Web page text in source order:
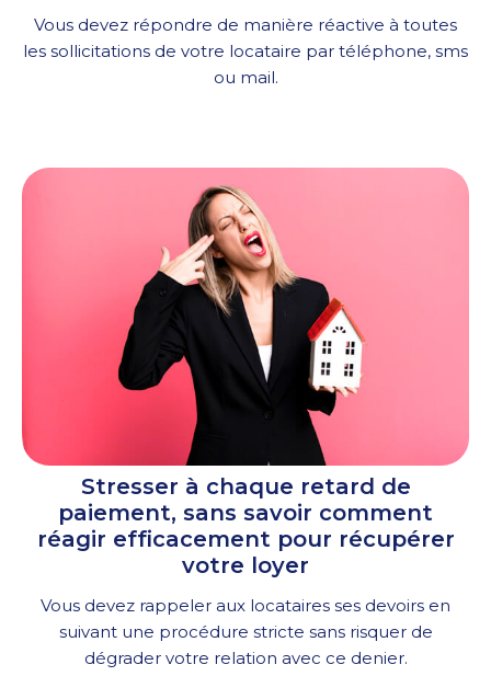
Vous devez répondre de manière réactive à toutes
les sollicitations de votre locataire par téléphone, sms
ou mail.
Stresser à chaque retard de
paiement, sans savoir comment
réagir efficacement pour récupérer
votre loyer
Vous devez rappeler aux locataires ses devoirs en
suivant une procédure stricte sans risquer de
dégrader votre relation avec ce denier.